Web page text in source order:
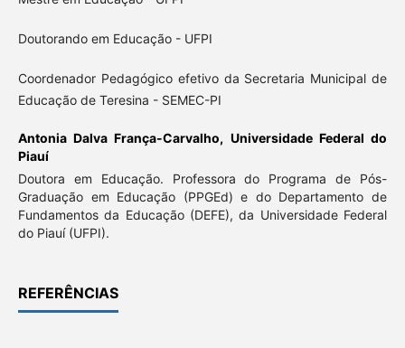
Doutorando em Educação - UFPI
Coordenador Pedagógico efetivo da Secretaria Municipal de
Educação de Teresina - SEMEC-PI
Antonia Dalva França-Carvalho, Universidade Federal do
Piauí
Doutora em Educação. Professora do Programa de Pós-
Graduação em Educação (PPGEd) e do Departamento de
Fundamentos da Educação (DEFE), da Universidade Federal
do Piauí (UFPI).
REFERÊNCIAS